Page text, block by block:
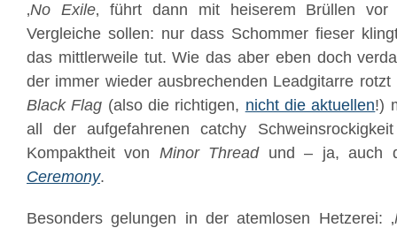
‚No Exile‚ führt dann mit heiserem Brüllen
Vergleiche sollen: nur dass Schommer fieser
das mittlerweile tut. Wie das aber eben doch
der immer wieder ausbrechenden Leadgitarre
Black Flag (also die richtigen, nicht die aktuellen!)
all der aufgefahrenen catchy
Kompaktheit von Minor Threadund – ja, auch
Ceremony.
Besonders gelungen in der atemlosen Hetzerei: ‚